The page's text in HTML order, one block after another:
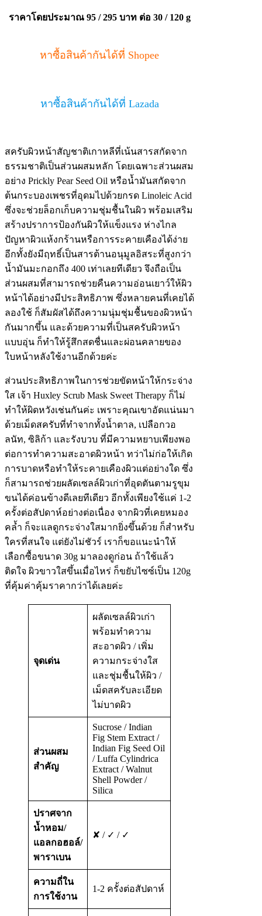
ราคาโดยประมาณ 95 / 295 บาท ต่อ 30 / 120 g
หาซื้อสินค้ากันได้ที่ Shopee
หาซื้อสินค้ากันได้ที่ Lazada
สครับผิวหน้าสัญชาติเกาหลีที่เน้นสารสกัดจาก
ธรรมชาติเป็นส่วนผสมหลัก โดยเฉพาะส่วนผสม
อย่าง Prickly Pear Seed Oil หรือน้ำมันสกัดจาก
ต้นกระบองเพชรที่อุดมไปด้วยกรด Linoleic Acid
ซึ่งจะช่วยล็อกเก็บความชุ่มชื้นในผิว พร้อมเสริม
สร้างปราการป้องกันผิวให้แข็งแรง ห่างไกล
ปัญหาผิวแห้งกร้านหรือการระคายเคืองได้ง่าย
อีกทั้งยังมีฤทธิ์เป็นสารต้านอนุมูลอิสระที่สูงกว่า
น้ำมันมะกอกถึง 400 เท่าเลยทีเดียว จึงถือเป็น
ส่วนผสมที่สามารถช่วยคืนความอ่อนเยาว์ให้ผิว
หน้าได้อย่างมีประสิทธิภาพ ซึ่งหลายคนที่เคยได้
ลองใช้ ก็สัมผัสได้ถึงความนุ่มชุ่มชื้นของผิวหน้า
กันมากขึ้น และด้วยความที่เป็นสครับผิวหน้า
แบบอุ่น ก็ทำให้รู้สึกสดชื่นและผ่อนคลายของ
ใบหน้าหลังใช้งานอีกด้วยค่ะ
ส่วนประสิทธิภาพในการช่วยขัดหน้าให้กระจ่าง
ใส เจ้า Huxley Scrub Mask Sweet Therapy ก็ไม่
ทำให้ผิดหวังเช่นกันค่ะ เพราะคุณเขาอัดแน่นมา
ด้วยเม็ดสครับที่ทำจากทั้งน้ำตาล, เปลือกวอ
ลนัท, ซิลิก้า และรังบวบ ที่มีความหยาบเพียงพอ
ต่อการทำความสะอาดผิวหน้า ทว่าไม่ก่อให้เกิด
การบาดหรือทำให้ระคายเคืองผิวแต่อย่างใด ซึ่ง
ก็สามารถช่วยผลัดเซลล์ผิวเก่าที่อุดตันตามรูขุม
ขนได้ค่อนข้างดีเลยทีเดียว อีกทั้งเพียงใช้แค่ 1-2
ครั้งต่อสัปดาห์อย่างต่อเนื่อง จากผิวที่เคยหมอง
คล้ำ ก็จะแลดูกระจ่างใสมากยิ่งขึ้นด้วย ก็สำหรับ
ใครที่สนใจ แต่ยังไม่ชัวร์ เราก็ขอแนะนำให้
เลือกซื้อขนาด 30g มาลองดูก่อน ถ้าใช้แล้ว
ติดใจ ผิวขาวใสขึ้นเมื่อไหร่ ก็ขยับไซซ์เป็น 120g
ที่คุ้มค่าคุ้มราคากว่าได้เลยค่ะ
จุดเด่น
ผลัดเซลล์ผิวเก่า
พร้อมทำความ
สะอาดผิว / เพิ่ม
ความกระจ่างใส
และชุ่มชื้นให้ผิว /
เม็ดสครับละเอียด
ไม่บาดผิว
ส่วนผสม
สำคัญ
Sucrose / Indian
Fig Stem Extract /
Indian Fig Seed Oil
/ Luffa Cylindrica
Extract / Walnut
Shell Powder /
Silica
ปราศจาก
น้ำหอม/
แอลกอฮอล์/
พาราเบน
✘ / ✓ / ✓
ความถี่ใน
การใช้งาน
1-2 ครั้งต่อสัปดาห์